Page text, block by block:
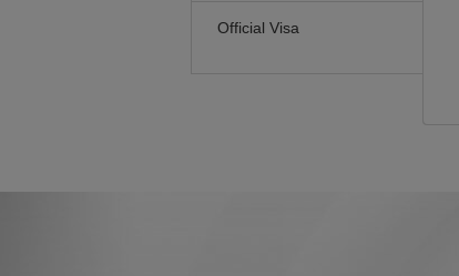
Official Visa